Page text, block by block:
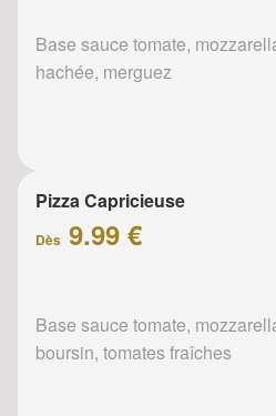
Base sauce tomate,
hachée, merguez
Pizza Capricieuse
Dès 9.99 €
Base sauce tomate,
boursin, tomates fraîches